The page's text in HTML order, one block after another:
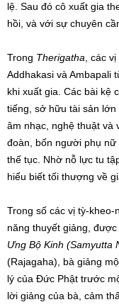
lệ. Sau đó cô xuất gia
hồi, và với sự chuyên
Trong Therigatha, các
Addhakasi và Ambapali
khi xuất gia. Các bài kệ
tiếng, sở hữu tài sản
âm nhạc, nghệ thuật và
đoàn, bốn người phụ
thế tục. Nhờ nỗ lực tu
hiểu biết tối thượng về
Trong số các vị tỳ-
năng thuyết giảng,
Ưng Bộ Kinh (Samyutta
(Rajagaha), bà giảng
lý của Đức Phật trước
lời giảng của bà, cảm